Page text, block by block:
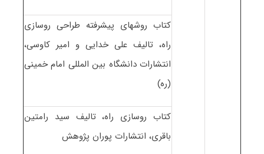
کتاب روشهای پیشرفته طراحی روسازی
راه، تالیف علی خدایی و امیر کاوسی،
انتشارات دانشگاه بین المللی امام خمینی
(ره)
کتاب روسازی راه، تالیف سید رامتین
باقری، انتشارات پوران پژوهش